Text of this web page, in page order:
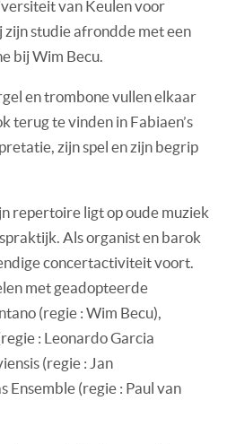
van Keulen voor
zijn studie afrondde met een
bij Wim Becu.
en trombone vullen elkaar
terug te vinden in Fabiaen’s
zijn spel en zijn begrip
repertoire ligt op oude muziek
Als organist en barok
concertactiviteit voort.
met geadopteerde
(regie : Wim Becu),
: Leonardo Garcia
(regie : Jan
Ensemble (regie : Paul van